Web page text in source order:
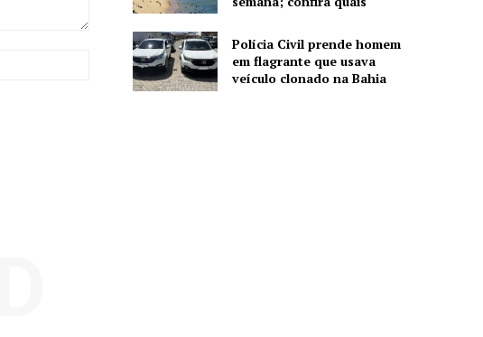
Website:
Polícia Civil prende homem
em flagrante que usava
veículo clonado na Bahia